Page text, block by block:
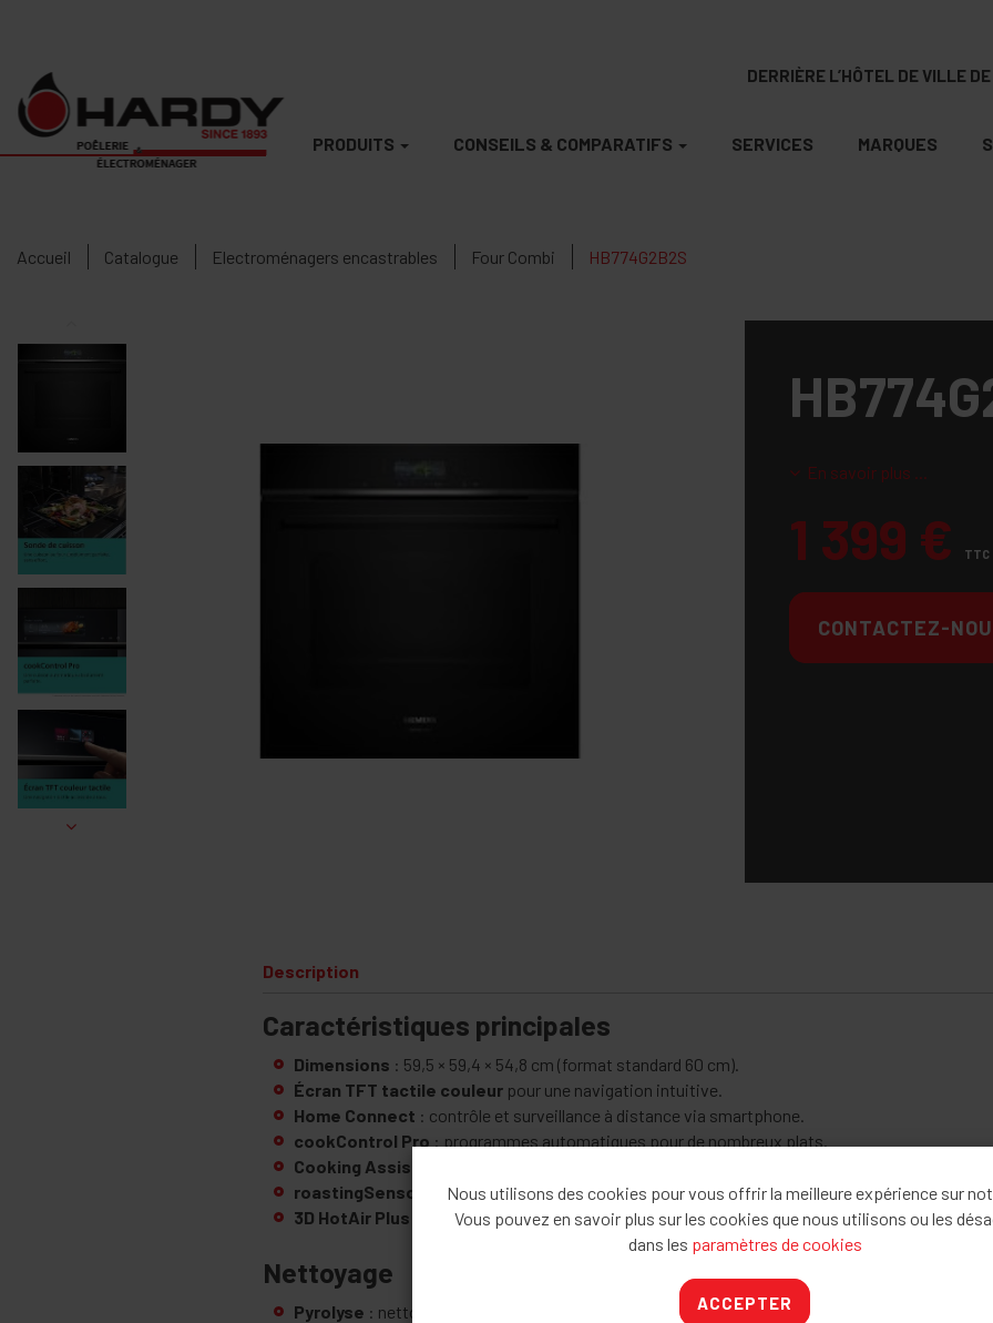
DERRIÈRE L’HÔTEL DE VILLE
PRODUITS CONSEILS & COMPARATIFS SERVICES MARQUES
Accueil Catalogue Electroménagers encastrables Four Combi HB774G2B2S
En savoir plus ...
1 399 € TTC
CONTACTEZ-
Description
Caractéristiques principales
Dimensions : 59,5 × 59,4 × 54,8 cm (format standard 60 cm).
Écran TFT tactile couleur pour une navigation intuitive.
Home Connect : contrôle et surveillance à distance via smartphone.
cookControl Pro : programmes automatiques pour de nombreux plats.
Cooking Assistant
roastingSensor
: sonde de température intégrée pour une cuisson précise des viandes.
3D HotAir Plus : répartition homogène de la chaleur sur jusqu'à trois niveaux simultanément.
Nettoyage
Pyrolyse : nettoyage automatique à très haute température.
Nous utilisons des cookies pour vous offrir la meilleure expérience sur
Vous pouvez en savoir plus sur les cookies que nous utilisons ou les
dans les paramètres de cookies
ACCEPTER